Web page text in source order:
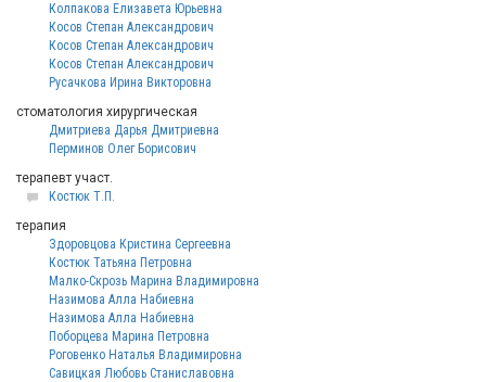
Колпакова Елизавета Юрьевна
Косов Степан Александрович
Косов Степан Александрович
Косов Степан Александрович
Русачкова Ирина Викторовна
стоматология хирургическая
Дмитриева Дарья Дмитриевна
Перминов Олег Борисович
терапевт участ.
Костюк Т.П.
терапия
Здоровцова Кристина Сергеевна
Костюк Татьяна Петровна
Малко-Скрозь Марина Владимировна
Назимова Алла Набиевна
Назимова Алла Набиевна
Поборцева Марина Петровна
Роговенко Наталья Владимировна
Савицкая Любовь Станиславовна